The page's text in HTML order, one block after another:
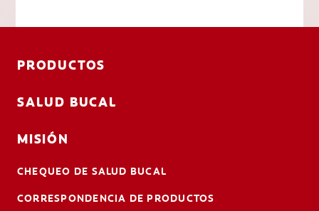
PRODUCTOS
SALUD BUCAL
MISIÓN
CHEQUEO DE SALUD BUCAL
CORRESPONDENCIA DE PRODUCTOS